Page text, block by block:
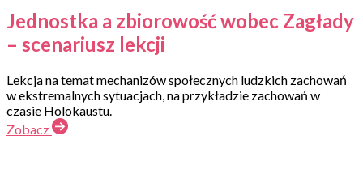
Jednostka a zbiorowość wobec Zagłady
– scenariusz lekcji
Lekcja na temat mechanizów społecznych ludzkich zachowań
w ekstremalnych sytuacjach, na przykładzie zachowań w
czasie Holokaustu.
Zobacz